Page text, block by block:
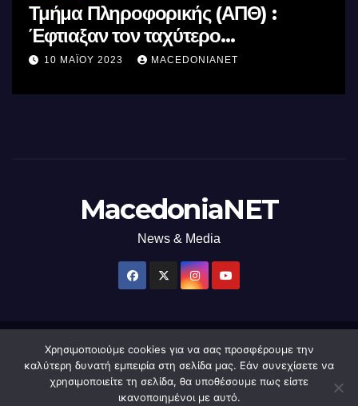
Τμήμα Πληροφορικής (ΑΠΘ) :
Έφτιαξαν τον ταχύτερο
επεξεργαστή AI στον κόσμο με τη
10 ΜΑΪ́ΟΥ 2023 MACEDONIANET
MacedoniaNET
News & Media
Δημιουργήθηκε από το digital2000 με την Υποστήριξη του WordPress
Θέμα: Newsup απόThemeansar.
Χρησιμοποιούμε cookies για να σας προσφέρουμε την
καλύτερη δυνατή εμπειρία στη σελίδα μας. Εάν συνεχίσετε να
χρησιμοποιείτε τη σελίδα, θα υποθέσουμε πως είστε
ικανοποιημένοι με αυτό.